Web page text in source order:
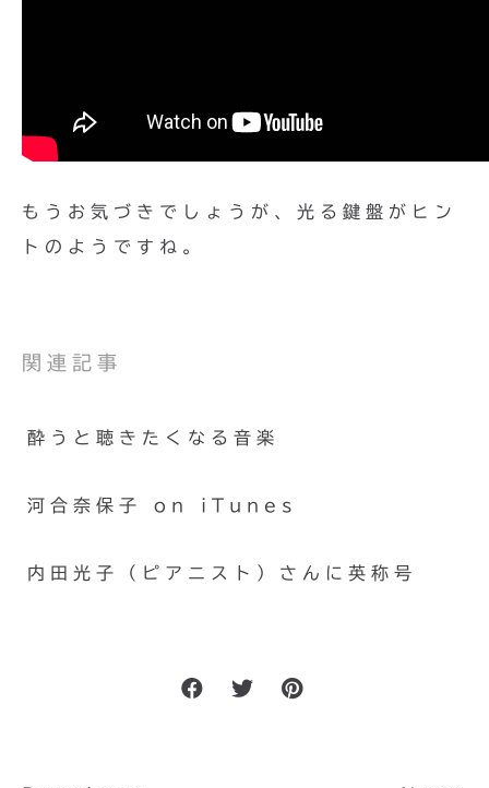
もうお気づきでしょうが、光る鍵盤がヒン
トのようですね。
関連記事
酔うと聴きたくなる音楽
河合奈保子 on iTunes
内田光子（ピアニスト）さんに英称号